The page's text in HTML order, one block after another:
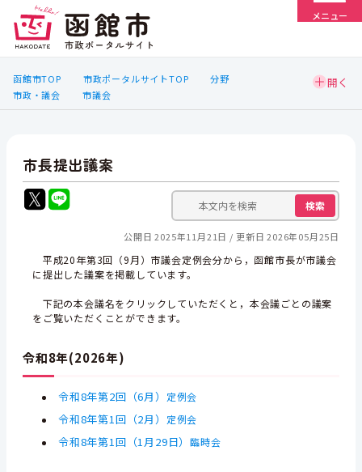
メニュー
函館市TOP 市政ポータルサイトTOP
分野
市政・議会
市議会
市長提出議案
検索
公開日 2025年11月21日 更新日 2026年05月25日
平成20年第3回（9月）市議会定例会分から，函館市長が市議会
に提出した議案を掲載しています。
下記の本会議名をクリックしていただくと，本会議ごとの議案
をご覧いただくことができます。
令和8年(2026年)
令和8年第2回（6月） 定例会
令和8年第1回（2月） 定例会
令和8年第1回 （1月29日）臨時会